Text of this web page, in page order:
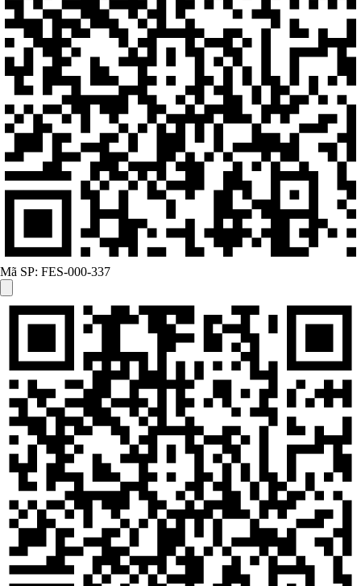
Mã SP: FES-000-337